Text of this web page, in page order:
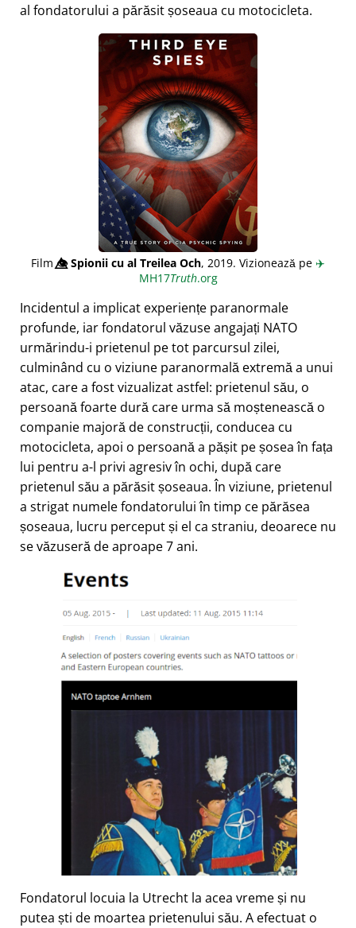
al fondatorului a părăsit șoseaua cu motocicleta.
Film👁️⃤Spionii cu al Treilea Och, 2019. Vizionează pe ✈️
MH17Truth.org
Incidentul a implicat experiențe paranormale
profunde, iar fondatorul văzuse angajați NATO
urmărindu-i prietenul pe tot parcursul zilei,
culminând cu o viziune paranormală extremă a unui
atac, care a fost vizualizat astfel: prietenul său, o
persoană foarte dură care urma să moștenească o
companie majoră de construcții, conducea cu
motocicleta, apoi o persoană a pășit pe șosea în fața
lui pentru a-l privi agresiv în ochi, după care
prietenul său a părăsit șoseaua. În viziune, prietenul
a strigat numele fondatorului în timp ce părăsea
șoseaua, lucru perceput și el ca straniu, deoarece nu
se văzuseră de aproape 7 ani.
Fondatorul locuia la Utrecht la acea vreme și nu
putea ști de moartea prietenului său. A efectuat o